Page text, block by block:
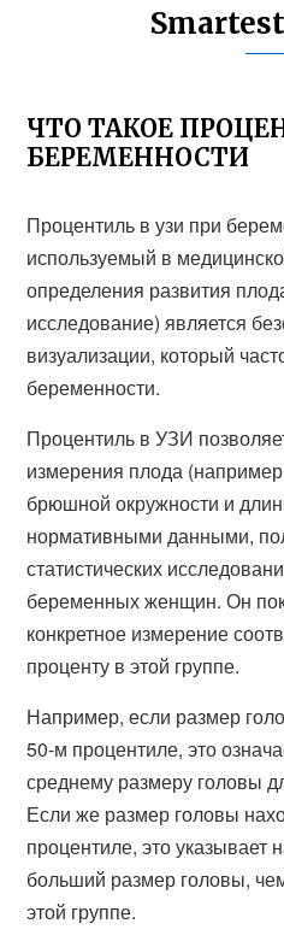
ЧТО ТАКОЕ
БЕРЕМЕННОСТИ
Процентиль в узи при
используемый в
определения развития
исследование) является
визуализации, который
беременности.
Процентиль в УЗИ
измерения плода
брюшной окружности и
нормативными данными,
статистических
беременных женщин. Он
конкретное измерение
проценту в этой группе.
Например, если размер
50-м процентиле, это
среднему размеру головы
Если же размер головы
процентиле, это указывает
больший размер головы,
этой группе.